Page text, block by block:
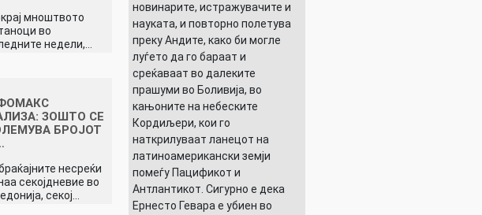
мноштвото
во
недели,…
ЗОШТО СЕ
БРОЈОТ
несреќи
секојдневие во
секој…
новинарите, истражувачите и
науката, и повторно полетува
преку Андите, како би могле
луѓето да го бараат и
среќаваат во далеките
прашуми во Боливија, во
кањоните на небеските
Кордиљери, кои го
наткрилуваат ланецот на
латиноамерикански земји
помеѓу Пацификот и
Антлантикот. Сигурно е дека
Ернесто Гевара е убиен во